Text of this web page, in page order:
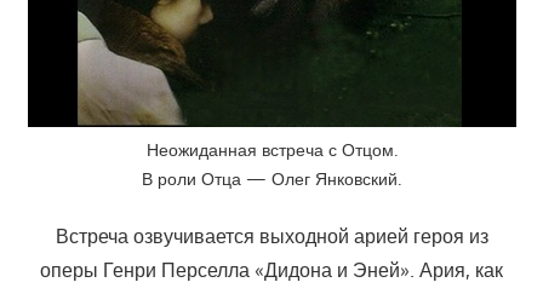
Неожиданная встреча с Отцом.
В роли Отца — Олег Янковский.
Встреча озвучивается выходной арией героя из
оперы Генри Перселла «Дидона и Эней». Ария, как